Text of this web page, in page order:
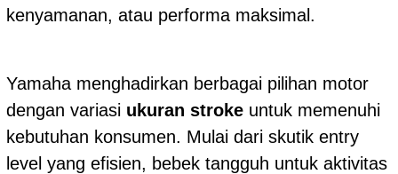
kenyamanan, atau performa maksimal.
Yamaha menghadirkan berbagai pilihan motor
dengan variasi ukuran stroke untuk memenuhi
kebutuhan konsumen. Mulai dari skutik entry
level yang efisien, bebek tangguh untuk aktivitas